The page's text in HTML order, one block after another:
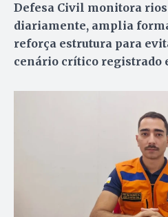
Defesa Civil monitora
diariamente, amplia
reforça estrutura para
cenário crítico registrado